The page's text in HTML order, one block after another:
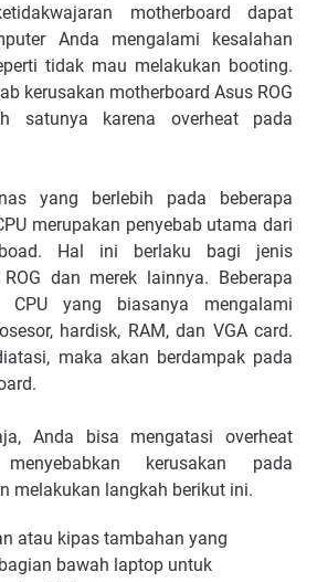
motherboard dapat
Anda mengalami kesalahan
tidak mau melakukan booting.
kerusakan motherboard Asus ROG
satunya karena overheat pada
yang berlebih pada beberapa
merupakan penyebab utama dari
Hal ini berlaku bagi jenis
dan merek lainnya. Beberapa
CPU yang biasanya mengalami
hardisk, RAM, dan VGA card.
maka akan berdampak pada
Anda bisa mengatasi overheat
kerusakan pada
melakukan langkah berikut ini.
atau kipas tambahan yang
bawah laptop untuk